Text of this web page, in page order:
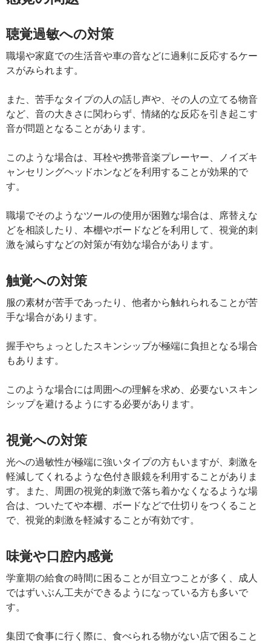
聴覚過敏への対策
職場や家庭での生活音や車の音などに過剰に反応するケー
スがみられます。
また、苦手なタイプの人の話し声や、その人の立てる物音
など、音の大きさに関わらず、情緒的な反応を引き起こす
音が問題となることがあります。
このような場合は、耳栓や携帯音楽プレーヤー、ノイズキ
ャンセリングヘッドホンなどを利用することが効果的で
す。
職場でそのようなツールの使用が困難な場合は、席替えな
どを相談したり、本棚やボードなどを利用して、視覚的刺
激を減らすなどの対策が有効な場合があります。
触覚への対策
服の素材が苦手であったり、他者から触れられることが苦
手な場合があります。
握手やちょっとしたスキンシップが極端に負担となる場合
もあります。
このような場合には周囲への理解を求め、必要ないスキン
シップを避けるようにする必要があります。
視覚への対策
光への過敏性が極端に強いタイプの方もいますが、刺激を
軽減してくれるような色付き眼鏡を利用することがありま
す。また、周囲の視覚的刺激で落ち着かなくなるような場
合は、ついたてや本棚、ボードなどで仕切りをつくること
で、視覚的刺激を軽減することが有効です。
味覚や口腔内感覚
学童期の給食の時間に困ることが目立つことが多く、成人
ではずいぶん工夫ができるようになっている方も多いで
す。
集団で食事に行く際に、食べられる物がない店で困ること